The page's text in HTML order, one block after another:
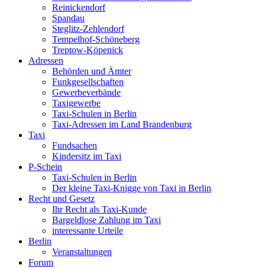
Reinickendorf
Spandau
Steglitz-Zehlendorf
Tempelhof-Schöneberg
Treptow-Köpenick
Adressen
Behörden und Ämter
Funkgesellschaften
Gewerbeverbände
Taxigewerbe
Taxi-Schulen in Berlin
Taxi-Adressen im Land Brandenburg
Taxi
Fundsachen
Kindersitz im Taxi
P-Schein
Taxi-Schulen in Berlin
Der kleine Taxi-Knigge von Taxi in Berlin
Recht und Gesetz
Ihr Recht als Taxi-Kunde
Bargeldlose Zahlung im Taxi
interessante Urteile
Berlin
Veranstaltungen
Forum